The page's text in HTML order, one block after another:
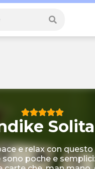
e relax con questo
sono poche e